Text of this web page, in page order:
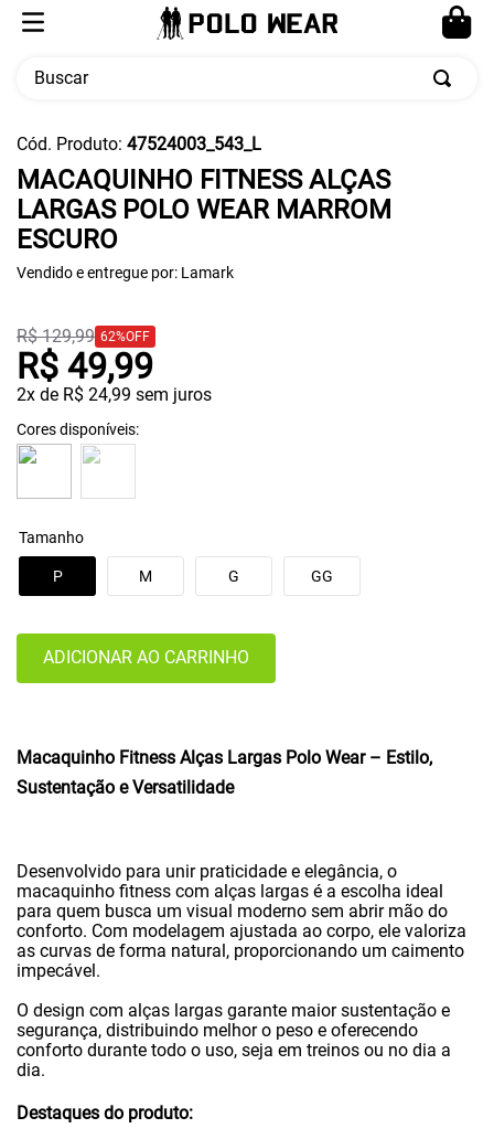
Buscar
Cód. Produto: 47524003_543_L
MACAQUINHO FITNESS ALÇAS
LARGAS POLO WEAR MARROM
ESCURO
Vendido e entregue por: Lamark
R$ 129,99 62%OFF
R$ 49,99
2x de R$ 24,99 sem juros
Tamanho
G GG
M
P
ADICIONAR AO CARRINHO
Macaquinho Fitness Alças Largas Polo Wear – Estilo,
Sustentação e Versatilidade
Desenvolvido para unir praticidade e elegância, o
macaquinho fitness com alças largas é a escolha ideal
para quem busca um visual moderno sem abrir mão do
conforto. Com modelagem ajustada ao corpo, ele valoriza
as curvas de forma natural, proporcionando um caimento
impecável.
O design com alças largas garante maior sustentação e
segurança, distribuindo melhor o peso e oferecendo
conforto durante todo o uso, seja em treinos ou no dia a
dia.
Destaques do produto:
TERMOS MAIS BUSCADOS
1
moletom
2º
calça masculina
3º
cueca
4º
pw sport
jaqueta